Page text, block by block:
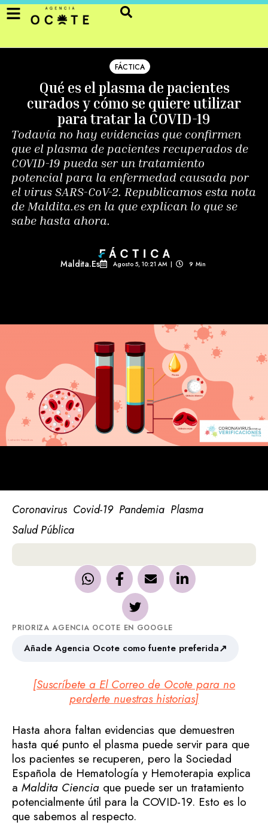
FÁCTICA
Qué es el plasma de pacientes
curados y cómo se quiere utilizar
para tratar la COVID-19
Todavía no hay evidencias que confirmen
que el plasma de pacientes recuperados de
COVID-19 pueda ser un tratamiento
potencial para la enfermedad causada por
el virus SARS-CoV-2. Republicamos esta nota
de Maldita.es en la que explican lo que se
sabe hasta ahora.
Maldita.es Agosto 5, 10:21 AM | 9 Min
Coronavirus Covid-19 Pandemia Plasma
Salud Pública
PRIORIZA AGENCIA OCOTE EN GOOGLE
Añade Agencia Ocote como fuente preferida↗
[Suscríbete a El Correo de Ocote para no
perderte nuestras historias]
Hasta ahora faltan evidencias que demuestren
hasta qué punto el plasma puede servir para que
los pacientes se recuperen, pero la Sociedad
Española de Hematología y Hemoterapia explica
a Maldita Ciencia que puede ser un tratamiento
potencialmente útil para la COVID-19. Esto es lo
que sabemos al respecto.